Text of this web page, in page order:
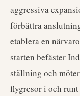
aggressiva
förbättra
etablera en
starten befäster
ställning och
flygresor i och